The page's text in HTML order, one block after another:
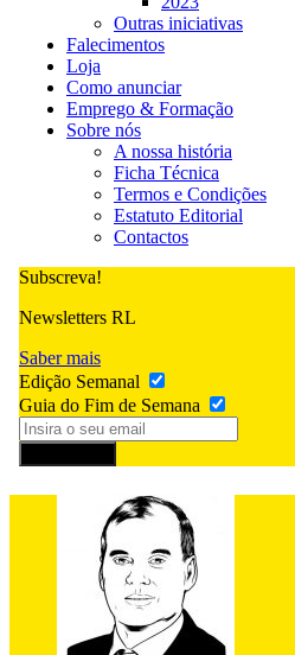
Outras iniciativas
Falecimentos
Loja
Como anunciar
Emprego & Formação
Sobre nós
A nossa história
Ficha Técnica
Termos e Condições
Estatuto Editorial
Contactos
Subscreva!
Newsletters RL
Saber mais
Edição Semanal
Guia do Fim de Semana